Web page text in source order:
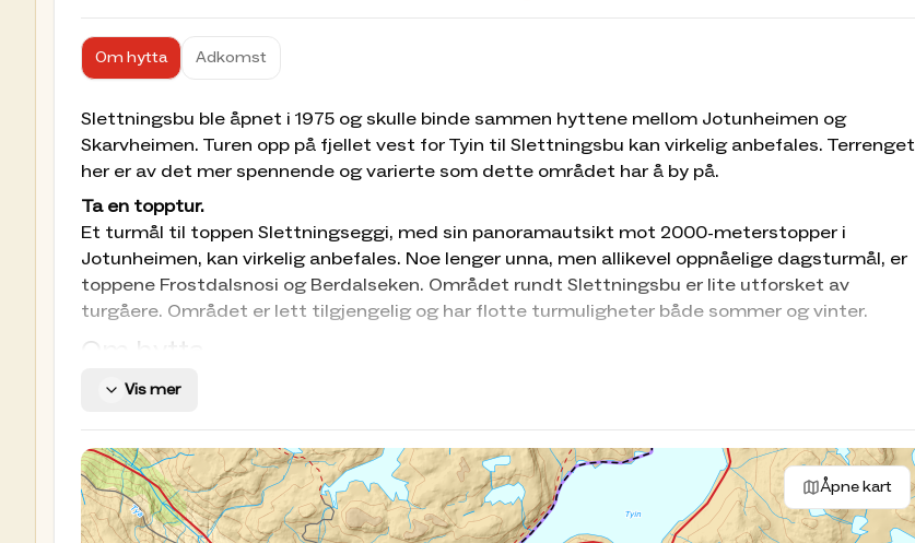
Om hytta Adkomst
Slettningsbu ble åpnet i 1975 og skulle binde sammen hyttene mellom Jotunheimen og
Skarvheimen. Turen opp på fjellet vest for Tyin til Slettningsbu kan virkelig anbefales. Terrenget
her er av det mer spennende og varierte som dette området har å by på.
Ta en topptur.
Et turmål til toppen Slettningseggi, med sin panoramautsikt mot 2000-meterstopper i
Jotunheimen, kan virkelig anbefales. Noe lenger unna, men allikevel oppnåelige dagsturmål, er
toppene Frostdalsnosi og Berdalseken. Området rundt Slettningsbu er lite utforsket av
turgåere. Området er lett tilgjengelig og har flotte turmuligheter både sommer og vinter.
Om hytta
Antall soveplasser totalt: 14
Antall senger for drop-in: 8
Sengene som kan forhåndsbestilles, er nummererte (se plantegninger under Bilder).
Stengt i noen perioder av året:
Vis mer
Åpne kart